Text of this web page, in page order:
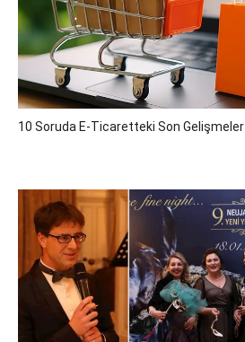
10 Soruda E-Ticaretteki Son Gelişmeler